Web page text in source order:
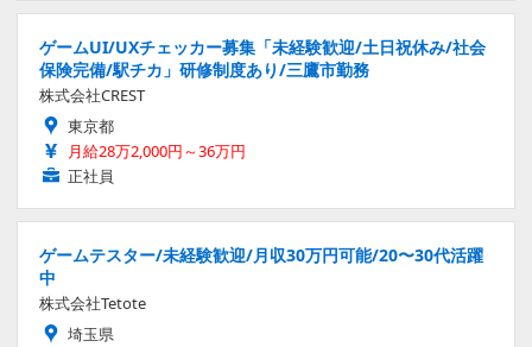
ゲームUI/UXチェッカー募集「未経験歓迎/土日祝休み/社会
保険完備/駅チカ」研修制度あり/三鷹市勤務
株式会社CREST
東京都
月給28万2,000円～36万円
正社員
ゲームテスター/未経験歓迎/月収30万円可能/20〜30代活躍
中
株式会社Tetote
埼玉県